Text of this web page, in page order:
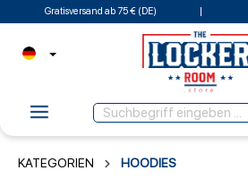
Gratisversand ab 75 € (DE)
KATEGORIEN HOODIES